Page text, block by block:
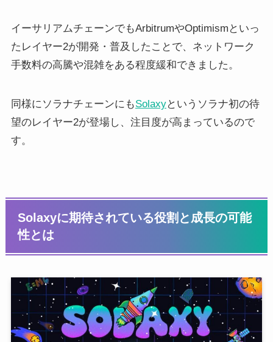
イーサリアムチェーンでもArbitrumやOptimismといっ
たレイヤー2が開発・普及したことで、ネットワーク
手数料の高騰や混雑をある程度緩和できました。
同様にソラナチェーンにもSolaxyというソラナ初の待
望のレイヤー2が登場し、注目度が高まっているので
す。
Solaxyに期待されている役割と成長の可能
性とは